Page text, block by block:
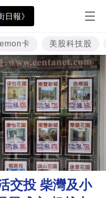
日報》
卡 美股科技股
交投 柴灣及小